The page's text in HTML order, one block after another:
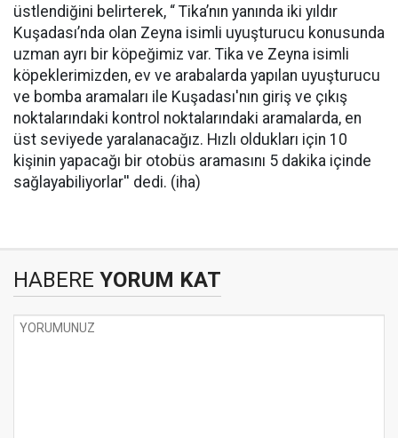
üstlendiğini belirterek, “ Tika’nın yanında iki yıldır
Kuşadası’nda olan Zeyna isimli uyuşturucu konusunda
uzman ayrı bir köpeğimiz var. Tika ve Zeyna isimli
köpeklerimizden, ev ve arabalarda yapılan uyuşturucu
ve bomba aramaları ile Kuşadası'nın giriş ve çıkış
noktalarındaki kontrol noktalarındaki aramalarda, en
üst seviyede yaralanacağız. Hızlı oldukları için 10
kişinin yapacağı bir otobüs aramasını 5 dakika içinde
sağlayabiliyorlar'' dedi. (iha)
HABERE YORUM KAT